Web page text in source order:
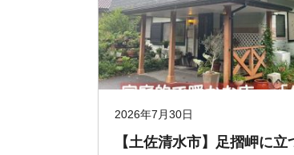
2026年7月30日
【土佐清水市】足摺岬に立